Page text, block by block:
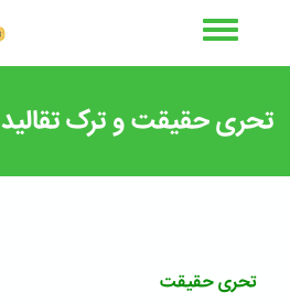
تحری حقیقت و ترک تقالید
تحری حقیقت